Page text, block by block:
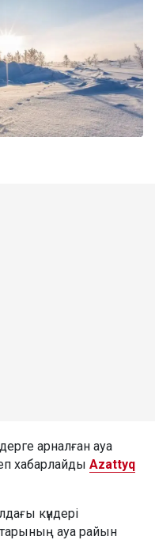
арналған ауа
хабарлайды Azattyq
күндері
ауа райын